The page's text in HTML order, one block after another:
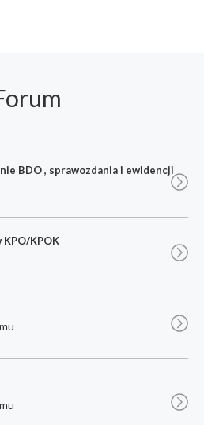
BDO , sprawozdania i ewidencji
KPO/KPOK